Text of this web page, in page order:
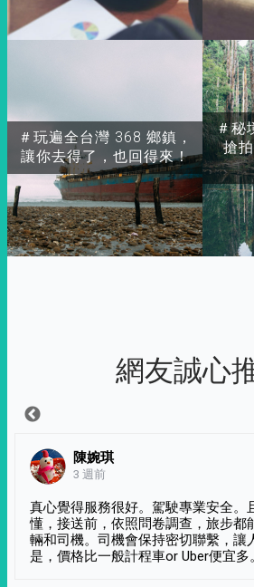
＃玩遍全台灣 368 鄉鎮，
讓你去得了，也回得來！
＃秘
搶
網友誠心
陳婉琪
3 週前
真心覺得服務很好。駕駛專業安全。
懂，接送前，依照問卷調查，旅步都
輛和司機。司機會保持密切聯繫，讓
是，價格比一般計程車or Uber便宜